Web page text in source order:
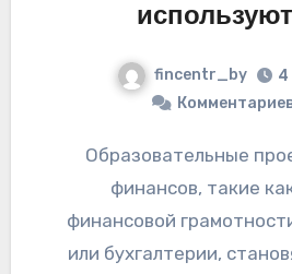
fincentr_by
4
Образовательные проекты в сфере
финансов, такие
финансовой
или бухгалтерии,